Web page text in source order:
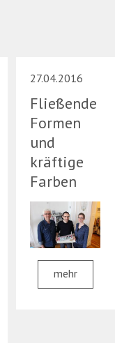
27.04.2016
Fließende
Formen
und
kräftige
Farben
mehr